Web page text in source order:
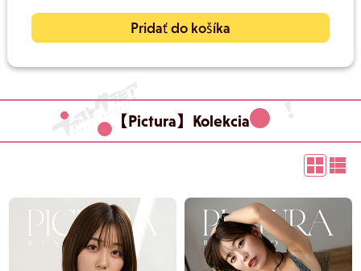
Pridať do košíka
【Pictura】Kolekcia